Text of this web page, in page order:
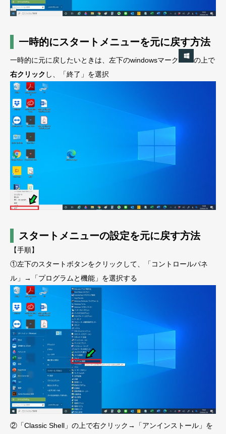
一時的にスタートメニューを元に戻す方法
一時的に元に戻したいときは、左下のwindowsマーク
の上で
右クリック し、「終了」を選択
スタートメニューの設定を元に戻す方法
【手順】
①左下のスタートボタンをクリックして、「コントロールパネ
ル」→「プログラムと機能」を選択する
②「Classic Shell」の上で右クリック→「アンインストール」を